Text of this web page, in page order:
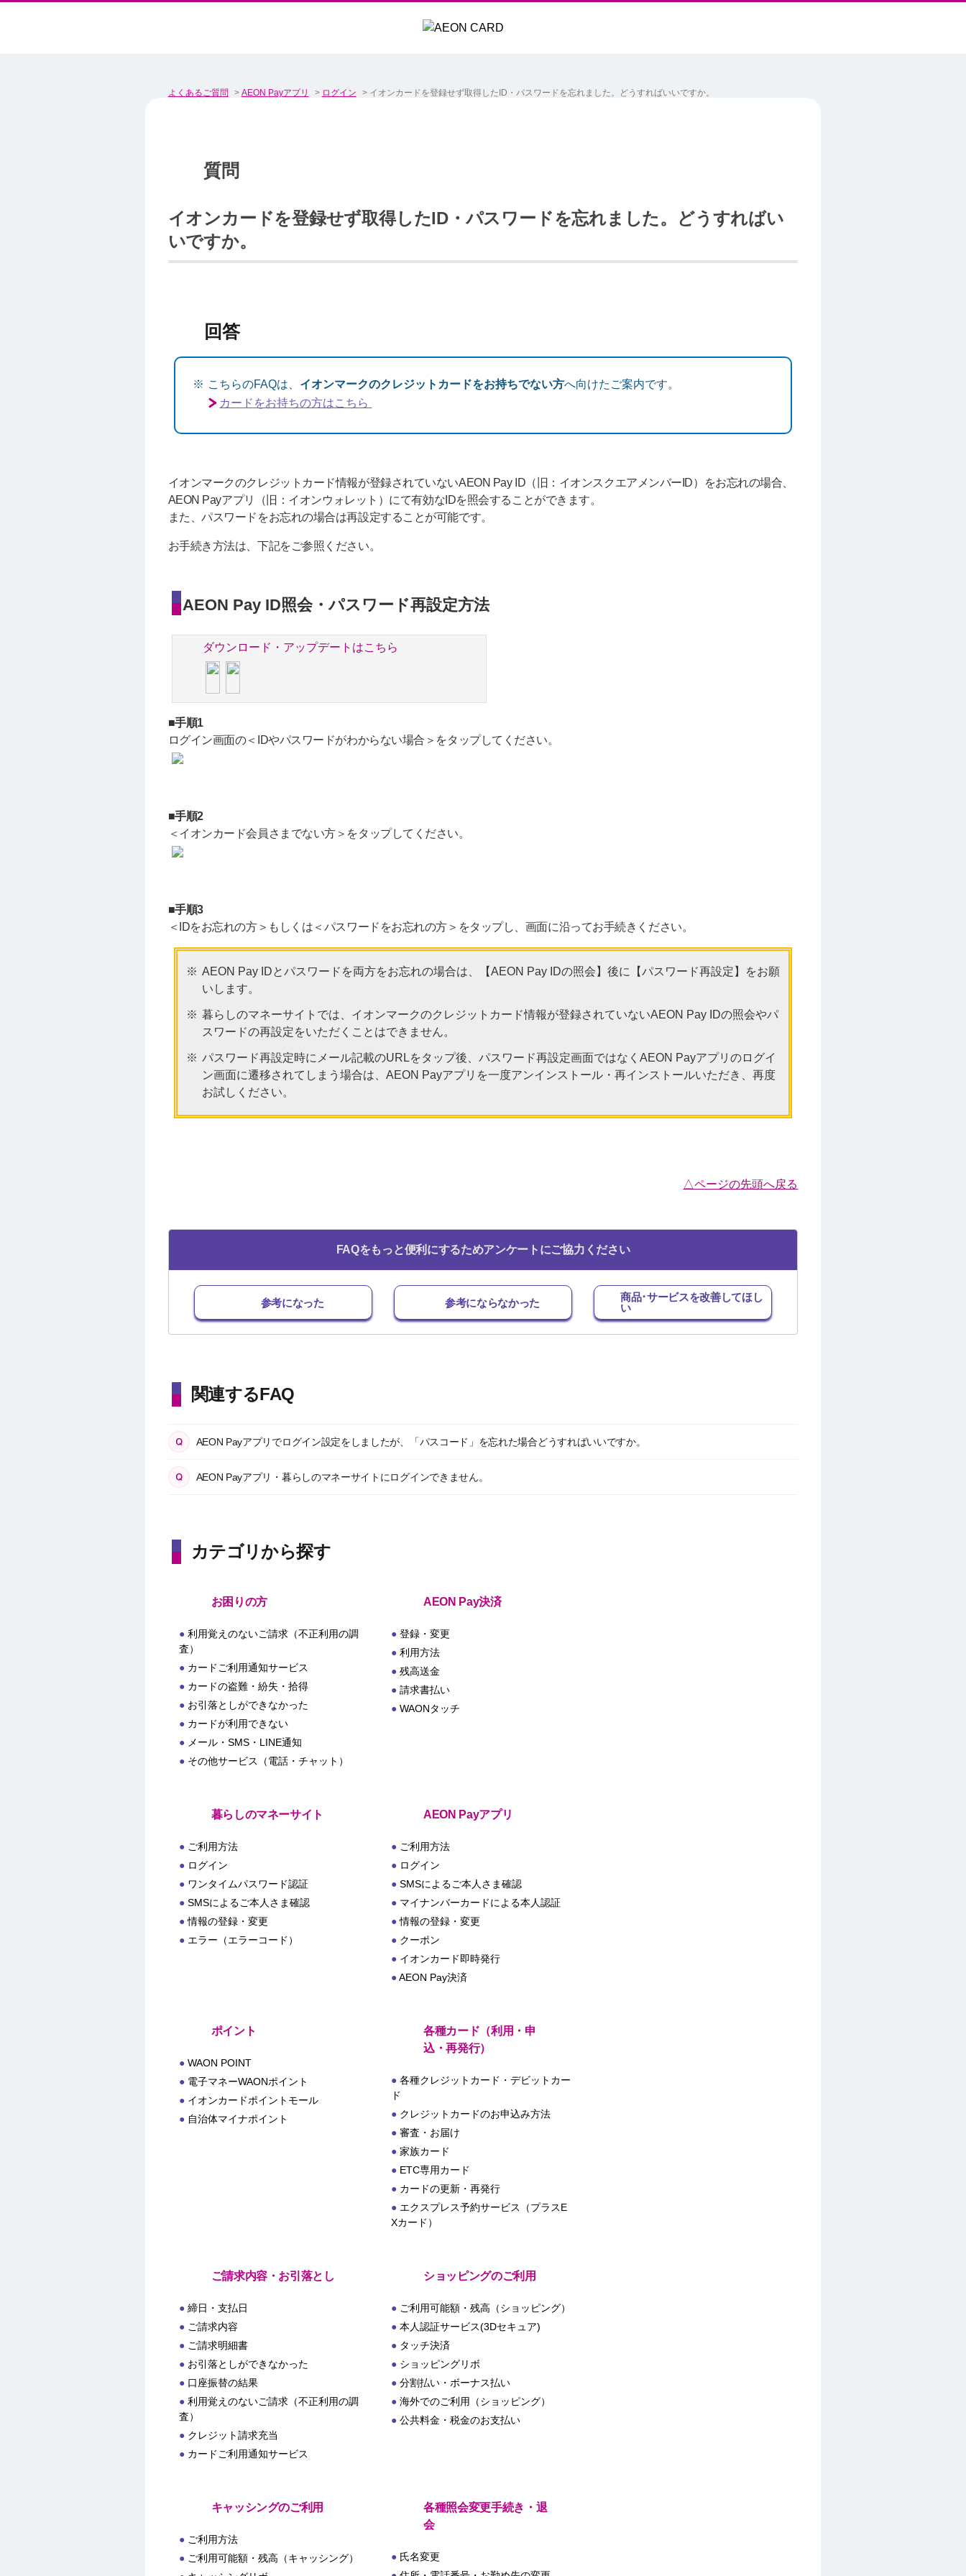
よくあるご質問 > AEON Payアプリ > ログイン > イオンカードを登録せず取得したID・パスワードを忘れました。どうすればいいですか。
イオンカードを登録せず取得したID・パスワードを忘れました。どうすればい
いですか。
こちらのFAQは、 イオンマークのクレジットカードをお持ちでない方へ向けたご案内です。
カードをお持ちの方はこちら
イオンマークのクレジットカード情報が登録されていないAEON Pay ID（旧：イオンスクエアメンバーID）をお忘れの場合、
AEON Payアプリ（旧：イオンウォレット）にて有効なIDを照会することができます。
また、パスワードをお忘れの場合は再設定することが可能です。
お手続き方法は、下記をご参照ください。
AEON Pay ID照会・パスワード再設定方法
ダウンロード・アップデートはこちら
■手順1
ログイン画面の＜IDやパスワードがわからない場合＞をタップしてください。
■手順2
＜イオンカード会員さまでない方＞をタップしてください。
■手順3
＜IDをお忘れの方＞もしくは＜パスワードをお忘れの方＞をタップし、画面に沿ってお手続きください。
AEON Pay IDとパスワードを両方をお忘れの場合は、【AEON Pay IDの照会】後に【パスワード再設定】をお願
いします。
暮らしのマネーサイトでは、イオンマークのクレジットカード情報が登録されていないAEON Pay IDの照会やパ
スワードの再設定をいただくことはできません。
パスワード再設定時にメール記載のURLをタップ後、パスワード再設定画面ではなくAEON Payアプリのログイ
ン画面に遷移されてしまう場合は、AEON Payアプリを一度アンインストール・再インストールいただき、再度
お試しください。
△ページの先頭へ戻る
FAQをもっと便利にするためアンケートにご協力ください
参考になった 参考にならなかった
商品･サービスを改善してほし
い
関連するFAQ
AEON Payアプリでログイン設定をしましたが、「パスコード」を忘れた場合どうすればいいですか。
AEON Payアプリ・暮らしのマネーサイトにログインできません。
カテゴリから探す
お困りの方
利用覚えのないご請求（不正利用の調
査）
カードご利用通知サービス
カードの盗難・紛失・拾得
お引落としができなかった
カードが利用できない
メール・SMS・LINE通知
その他サービス（電話・チャット）
AEON Pay決済
登録・変更
利用方法
残高送金
請求書払い
WAONタッチ
暮らしのマネーサイト
ご利用方法
ログイン
ワンタイムパスワード認証
SMSによるご本人さま確認
情報の登録・変更
エラー（エラーコード）
AEON Payアプリ
ご利用方法
ログイン
SMSによるご本人さま確認
マイナンバーカードによる本人認証
情報の登録・変更
クーポン
イオンカード即時発行
AEON Pay決済
ポイント
WAON POINT
電子マネーWAONポイント
イオンカードポイントモール
自治体マイナポイント
各種カード（利用・申
込・再発行）
各種クレジットカード・デビットカー
ド
クレジットカードのお申込み方法
審査・お届け
家族カード
ETC専用カード
カードの更新・再発行
エクスプレス予約サービス（プラスE
Xカード）
ご請求内容・お引落とし
締日・支払日
ご請求内容
ご請求明細書
お引落としができなかった
口座振替の結果
利用覚えのないご請求（不正利用の調
査）
クレジット請求充当
カードご利用通知サービス
ショッピングのご利用
ご利用可能額・残高（ショッピング）
本人認証サービス(3Dセキュア)
タッチ決済
ショッピングリボ
分割払い・ボーナス払い
海外でのご利用（ショッピング）
公共料金・税金のお支払い
キャッシングのご利用
ご利用方法
ご利用可能額・残高（キャッシング）
各種照会変更手続き・退
会
氏名変更